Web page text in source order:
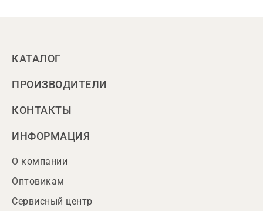
КАТАЛОГ
ПРОИЗВОДИТЕЛИ
КОНТАКТЫ
ИНФОРМАЦИЯ
О компании
Оптовикам
Сервисный центр